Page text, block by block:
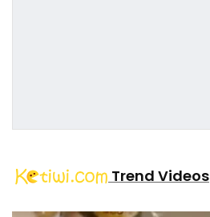
Trend Videos